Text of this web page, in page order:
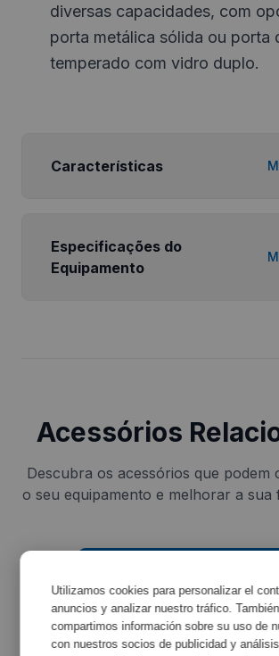
diversas capacidades, com
porta metálica sólida ou porta
temperado com vidro duplo.
Características
Especificações do
Equipamento
Acessórios
Descubra os acessórios que podem
o seu equipamento e melhorar a sua
Utilizamos cookies para personalizar el
anuncios y analizar nuestro tráfico. También
compartimos información sobre su uso de
con nuestros socios de publicidad y